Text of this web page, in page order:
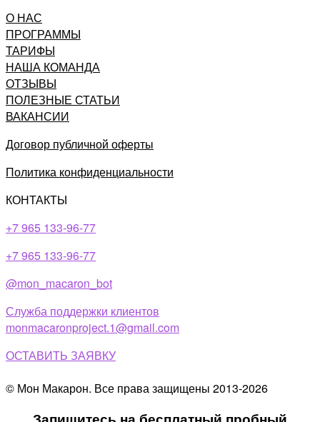
О НАС
ПРОГРАММЫ
ТАРИФЫ
НАША КОМАНДА
ОТЗЫВЫ
ПОЛЕЗНЫЕ СТАТЬИ
ВАКАНСИИ
Договор публичной оферты
Политика конфиденциальности
КОНТАКТЫ
+7 965 133-96-77
+7 965 133-96-77​
@mon_macaron_bot
Служба поддержки клиентов
monmacaronproject.1@gmail.com
ОСТАВИТЬ ЗАЯВКУ
© Мон Макарон. Все права защищены 2013-2026